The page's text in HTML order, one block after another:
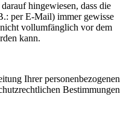
hingewiesen, dass die
per E-Mail) immer gewisse
vollumfänglich vor dem
kann.
Ihrer personenbezogenen
Bestimmungen